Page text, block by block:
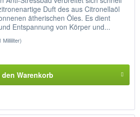
Duft des aus Citronellaöl
ätherischen Öles. Es dient
Entspannung von Körper und...
Milliliter)
den Warenkorb